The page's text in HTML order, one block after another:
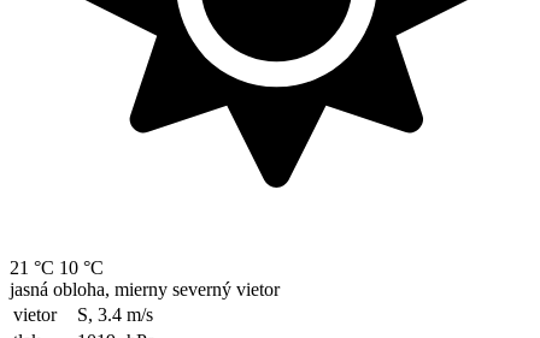
21 °C 10 °C
jasná obloha, mierny severný vietor
vietor
S, 3.4 m/s